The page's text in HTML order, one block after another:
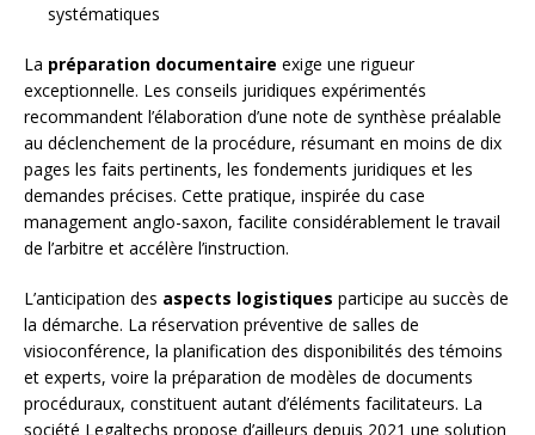
systématiques
La préparation documentaire exige une rigueur
exceptionnelle. Les conseils juridiques expérimentés
recommandent l’élaboration d’une note de synthèse préalable
au déclenchement de la procédure, résumant en moins de dix
pages les faits pertinents, les fondements juridiques et les
demandes précises. Cette pratique, inspirée du case
management anglo-saxon, facilite considérablement le travail
de l’arbitre et accélère l’instruction.
L’anticipation des aspects logistiques participe au succès de
la démarche. La réservation préventive de salles de
visioconférence, la planification des disponibilités des témoins
et experts, voire la préparation de modèles de documents
procéduraux, constituent autant d’éléments facilitateurs. La
société Legaltechs propose d’ailleurs depuis 2021 une solution